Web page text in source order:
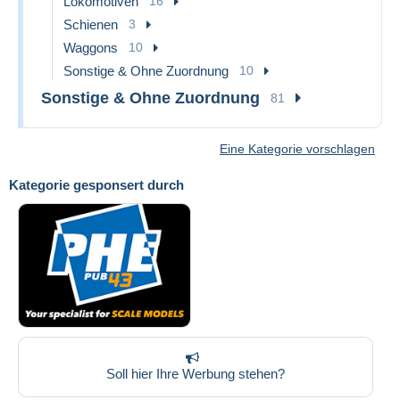
Kategorie gesponsert durch
Soll hier Ihre Werbung stehen?
Schienen 3
Waggons 10
Sonstige & Ohne Zuordnung 10
Sonstige & Ohne Zuordnung 81
Eine Kategorie vorschlagen